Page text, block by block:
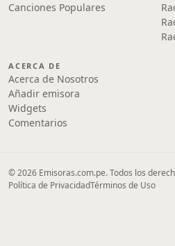
Canciones Populares
ACERCA DE
Acerca de Nosotros
Añadir emisora
Widgets
Comentarios
© 2026 Emisoras.com.pe. Todos los
Política de PrivacidadTérminos de Uso